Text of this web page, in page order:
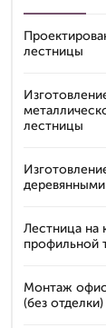
лестницы
лестницы
Лестница на
профильной
Монтаж
(без отделки)